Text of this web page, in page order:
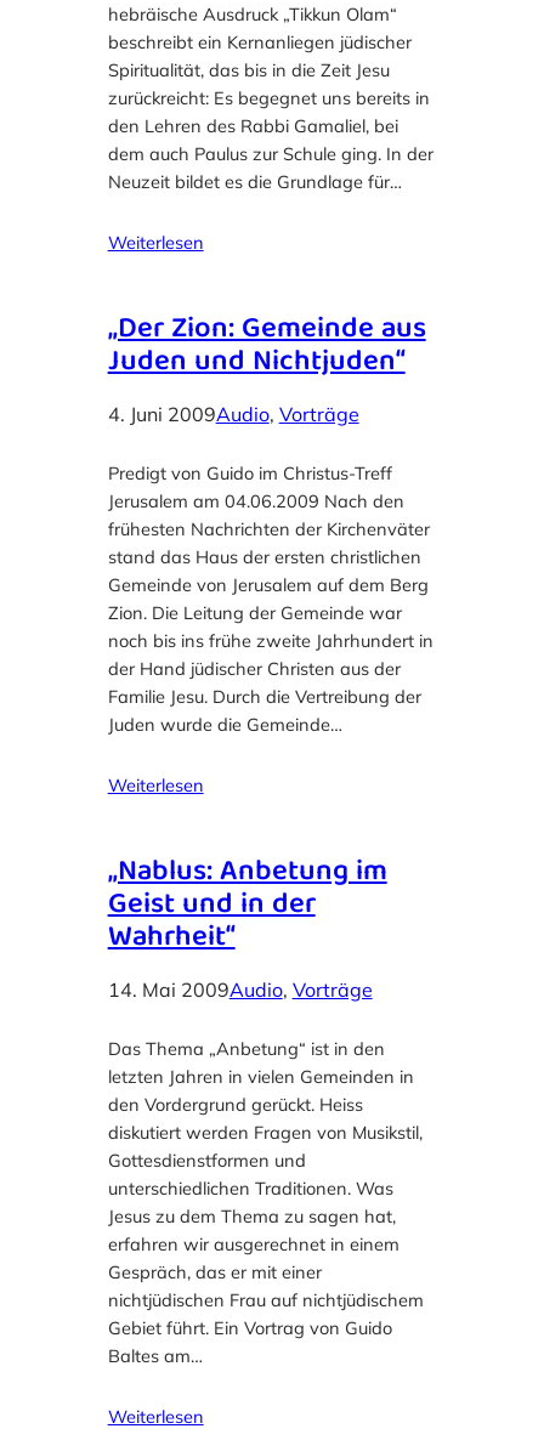
hebräische Ausdruck „Tikkun Olam“
beschreibt ein Kernanliegen jüdischer
Spiritualität, das bis in die Zeit Jesu
zurückreicht: Es begegnet uns bereits in
den Lehren des Rabbi Gamaliel, bei
dem auch Paulus zur Schule ging. In der
Neuzeit bildet es die Grundlage für…
Weiterlesen
„Der Zion: Gemeinde aus
Juden und Nichtjuden“
4. Juni 2009Audio, Vorträge
Predigt von Guido im Christus-Treff
Jerusalem am 04.06.2009 Nach den
frühesten Nachrichten der Kirchenväter
stand das Haus der ersten christlichen
Gemeinde von Jerusalem auf dem Berg
Zion. Die Leitung der Gemeinde war
noch bis ins frühe zweite Jahrhundert in
der Hand jüdischer Christen aus der
Familie Jesu. Durch die Vertreibung der
Juden wurde die Gemeinde…
Weiterlesen
„Nablus: Anbetung im
Geist und in der
Wahrheit“
14. Mai 2009Audio, Vorträge
Das Thema „Anbetung“ ist in den
letzten Jahren in vielen Gemeinden in
den Vordergrund gerückt. Heiss
diskutiert werden Fragen von Musikstil,
Gottesdienstformen und
unterschiedlichen Traditionen. Was
Jesus zu dem Thema zu sagen hat,
erfahren wir ausgerechnet in einem
Gespräch, das er mit einer
nichtjüdischen Frau auf nichtjüdischem
Gebiet führt. Ein Vortrag von Guido
Baltes am…
Weiterlesen